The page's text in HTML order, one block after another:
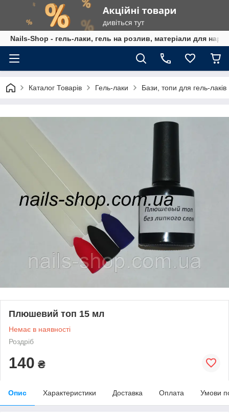
Nails-Shop - гель-лаки, гель на розлив, матеріали для
Каталог Товарів Гель-лаки Бази, топи для гель-лаків
Плюшевий топ 15 мл
Немає в наявності
Роздріб
140 ₴
Опис Характеристики Доставка Оплата Умови